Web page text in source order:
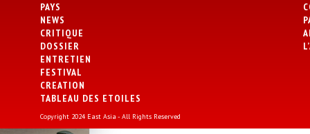
PAYS
NEWS
CRITIQUE
DOSSIER
ENTRETIEN
FESTIVAL
CREATION
TABLEAU DES ETOILES
Copyright 2024 East Asia - All Rights Reserved